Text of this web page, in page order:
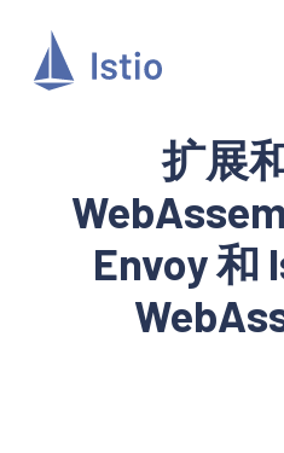
扩展
Envoy 和